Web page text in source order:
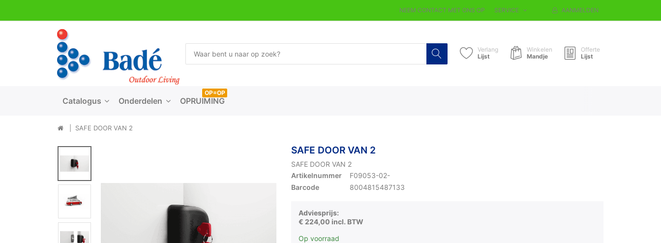
NEEM CONTACT MET ONS OP SERVICE AANMELDEN
Verlang
Lijst
Winkelen
Mandje
Offerte
Lijst
Catalogus Onderdelen OPRUIMING
OP=OP
SAFE DOOR VAN 2
SAFE DOOR VAN 2
SAFE DOOR VAN 2
Artikelnummer
F09053-02-
Barcode
8004815487133
Adviesprijs:
€ 224,00 incl. BTW
Op voorraad